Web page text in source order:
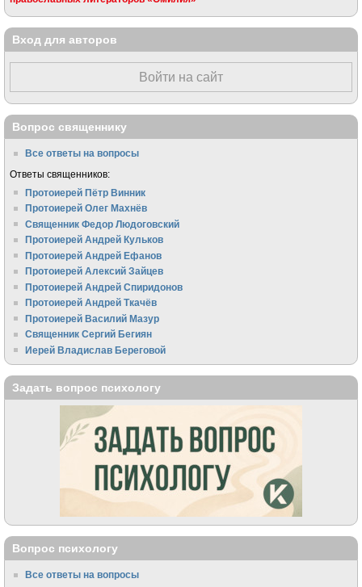
Вход для авторов
Войти на сайт
Вопрос священнику
Все ответы на вопросы
Ответы священников:
Протоиерей Пётр Винник
Протоиерей Олег Махнёв
Священник Федор Людоговский
Протоиерей Андрей Кульков
Протоиерей Андрей Ефанов
Протоиерей Алексий Зайцев
Протоиерей Андрей Спиридонов
Протоиерей Андрей Ткачёв
Протоиерей Василий Мазур
Священник Сергий Бегиян
Иерей Владислав Береговой
Задать вопрос психологу
Вопрос психологу
Все ответы на вопросы